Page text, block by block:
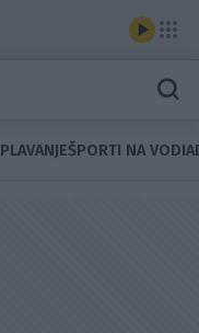
PLAVANJEŠPORTI NA VODI